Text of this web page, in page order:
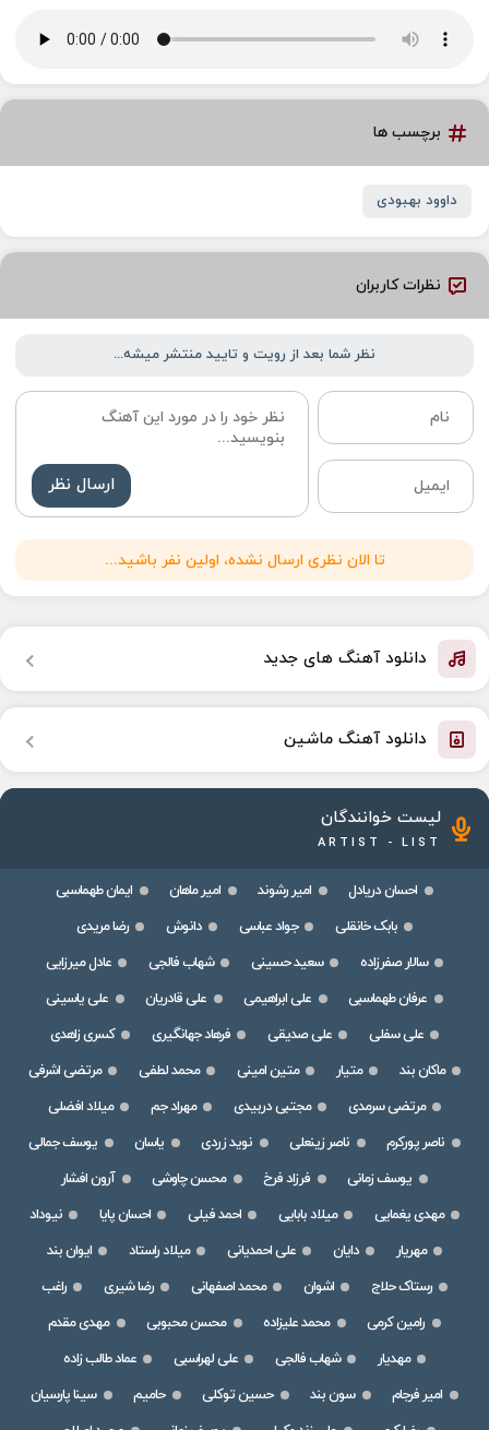
برچسب ها
داوود بهبودی
نظرات کاربران
نظر شما بعد از رویت و تایید منتشر میشه...
ارسال نظر
تا الان نظری ارسال نشده، اولین نفر باشید...
دانلود آهنگ های جدید
دانلود آهنگ ماشین
لیست خوانندگان
ARTIST - LIST
احسان دریادل امیر رشوند امیر ماهان
ایمان طهماسبی
بابک خانقلی
جواد عباسی دانوش
رضا مریدی
سالار صفرزاده
سعید حسینی شهاب فالجی
عادل میرزایی
عرفان طهماسبی
علی ابراهیمی علی قادریان
علی یاسینی
علی سفلی
علی صدیقی فرهاد جهانگیری
کسری زاهدی
ماکان بند
متیار متین امینی محمد لطفی
مرتضی اشرفی
مرتضی سرمدی
مجتبی دربیدی مهراد جم
میلاد افضلی
ناصر پورکرم
ناصر زینعلی نوید زردی یاسان
یوسف جمالی
یوسف زمانی
فرزاد فرخ محسن چاوشی
آرون افشار
مهدی یغمایی
میلاد بابایی احمد فیلی احسان پایا
نیوداد
مهریار
دایان علی احمدیانی میلاد راستاد
ایوان بند
رستاک حلاج
اشوان محمد اصفهانی رضا شیری
راغب
رامین کرمی
محمد علیزاده محسن محبوبی
مهدی مقدم
مهدیار
شهاب فالجی علی لهراسبی
عماد طالب زاده
امیر فرجام
سون بند حسین توکلی حامیم
سینا پارسیان